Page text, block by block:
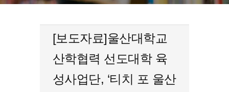
[보도자료]울산대학교
산학협력 선도대학 육
성사업단, ‘티치 포 울산